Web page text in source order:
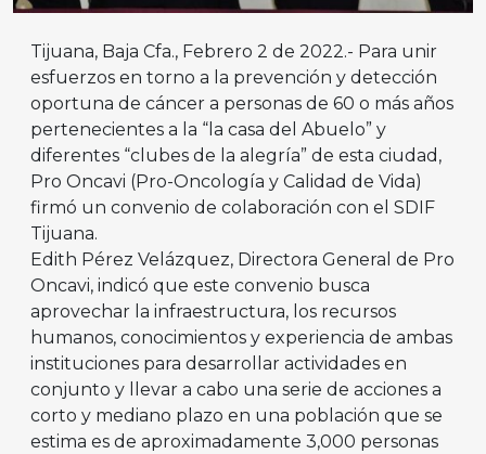
Tijuana, Baja Cfa., Febrero 2 de 2022.- Para unir
esfuerzos en torno a la prevención y detección
oportuna de cáncer a personas de 60 o más años
pertenecientes a la “la casa del Abuelo” y
diferentes “clubes de la alegría” de esta ciudad,
Pro Oncavi (Pro-Oncología y Calidad de Vida)
firmó un convenio de colaboración con el SDIF
Tijuana.
Edith Pérez Velázquez, Directora General de Pro
Oncavi, indicó que este convenio busca
aprovechar la infraestructura, los recursos
humanos, conocimientos y experiencia de ambas
instituciones para desarrollar actividades en
conjunto y llevar a cabo una serie de acciones a
corto y mediano plazo en una población que se
estima es de aproximadamente 3,000 personas